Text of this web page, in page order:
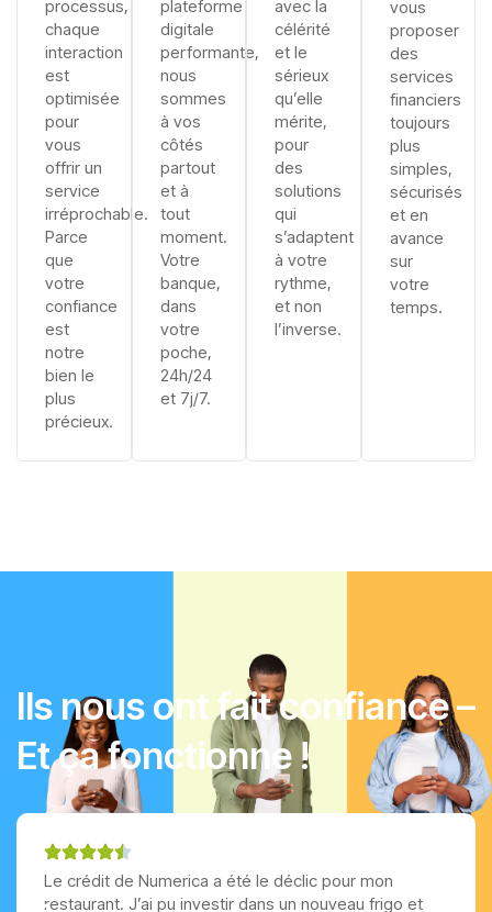
processus,
chaque
interaction
est
optimisée
pour
vous
offrir un
service
irréprochable.
Parce
que
votre
confiance
est
notre
bien le
plus
précieux.
plateforme
digitale
performante,
nous
sommes
à vos
côtés
partout
et à
tout
moment.
Votre
banque,
dans
votre
poche,
24h/24
et 7j/7.
avec la
célérité
et le
sérieux
qu’elle
mérite,
pour
des
solutions
qui
s’adaptent
à votre
rythme,
et non
l’inverse.
vous
proposer
des
services
financiers
toujours
plus
simples,
sécurisés
et en
avance
sur
votre
temps.
Ils nous ont fait confiance –
Et ça fonctionne !
Le crédit de Numerica a été le déclic pour mon
restaurant. J’ai pu investir dans un nouveau frigo et